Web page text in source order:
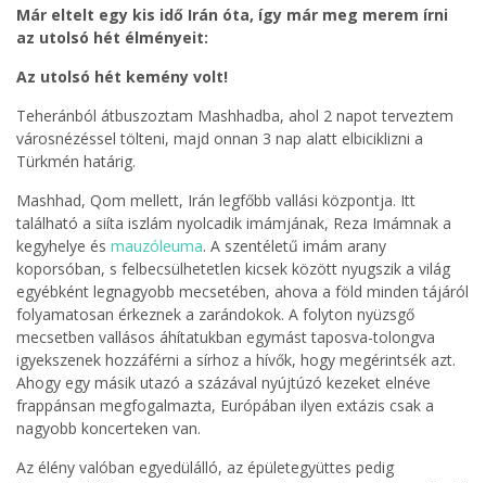
Már eltelt egy kis idő Irán óta, így már meg merem írni
az utolsó hét élményeit:
Az utolsó hét kemény volt!
Teheránból átbuszoztam Mashhadba, ahol 2 napot terveztem
városnézéssel tölteni, majd onnan 3 nap alatt elbiciklizni a
Türkmén határig.
Mashhad, Qom mellett, Irán legfőbb vallási központja. Itt
található a siíta iszlám nyolcadik imámjának, Reza Imámnak a
kegyhelye és mauzóleuma. A szentéletű imám arany
koporsóban, s felbecsülhetetlen kicsek között nyugszik a világ
egyébként legnagyobb mecsetében, ahova a föld minden tájáról
folyamatosan érkeznek a zarándokok. A folyton nyüzsgő
mecsetben vallásos áhítatukban egymást taposva-tolongva
igyekszenek hozzáférni a sírhoz a hívők, hogy megérintsék azt.
Ahogy egy másik utazó a százával nyújtúzó kezeket elnéve
frappánsan megfogalmazta, Európában ilyen extázis csak a
nagyobb koncerteken van.
Az élény valóban egyedülálló, az épületegyüttes pedig